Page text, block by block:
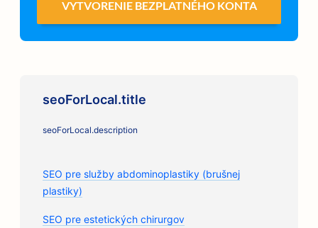
VYTVORENIE BEZPLATNÉHO KONTA
seoForLocal.title
seoForLocal.description
SEO pre služby abdominoplastiky (brušnej
plastiky)
SEO pre estetických chirurgov